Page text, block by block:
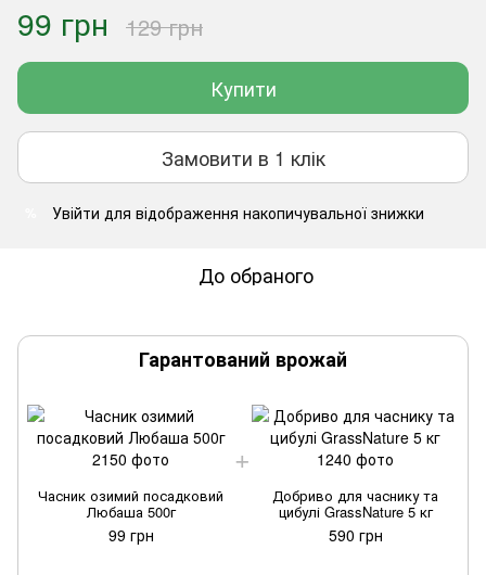
99 грн 129 грн
Купити
Замовити в 1 клік
Увійти для відображення накопичувальної знижки
До обраного
Гарантований врожай
Часник озимий посадковий
Любаша 500г
99 грн
Добриво для часнику та
цибулі GrassNature 5 кг
590 грн